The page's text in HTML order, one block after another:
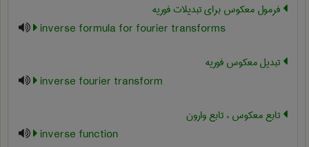
فرمول معکوس برای تبدیلات فوریه
inverse formula for fourier transforms
تبدیل معکوس فوریه
inverse fourier transform
تابع معکوس ، تابع وارون
inverse function